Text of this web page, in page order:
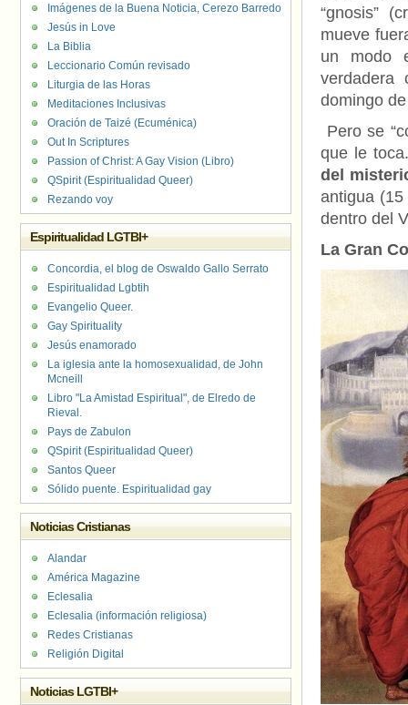
“gnosis”
mueve
un modo
verdadera
domingo
Pero se
que le
del
antigua
dentro del
La Gran
Imágenes de la Buena Noticia, Cerezo Barredo
Jesús in Love
La Biblia
Leccionario Común revisado
Liturgia de las Horas
Meditaciones Inclusivas
Oración de Taizé (Ecuménica)
Out In Scriptures
Passion of Christ: A Gay Vision (Libro)
QSpirit (Espiritualidad Queer)
Rezando voy
Espiritualidad LGTBI+
Concordia, el blog de Oswaldo Gallo Serrato
Espiritualidad Lgbtih
Evangelio Queer.
Gay Spirituality
Jesús enamorado
La iglesia ante la homosexualidad, de John
Mcneill
Libro "La Amistad Espiritual", de Elredo de
Rieval.
Pays de Zabulon
QSpirit (Espiritualidad Queer)
Santos Queer
Sólido puente. Espiritualidad gay
Noticias Cristianas
Alandar
América Magazine
Eclesalia
Eclesalia (información religiosa)
Redes Cristianas
Religión Digital
Noticias LGTBI+